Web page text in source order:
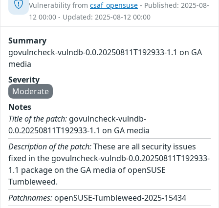
Vulnerability from csaf_opensuse - Published: 2025-08-
12 00:00 - Updated: 2025-08-12 00:00
Summary
govulncheck-vulndb-0.0.20250811T192933-1.1 on GA
media
Severity
Moderate
Notes
Title of the patch: govulncheck-vulndb-
0.0.20250811T192933-1.1 on GA media
Description of the patch:These are all security issues
fixed in the govulncheck-vulndb-0.0.20250811T192933-
1.1 package on the GA media of openSUSE
Tumbleweed.
Patchnames: openSUSE-Tumbleweed-2025-15434